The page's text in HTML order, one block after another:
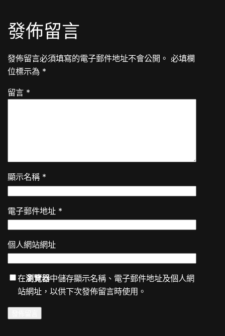
發佈留言
發佈留言必須填寫的電子郵件地址不會公開。 必填欄
位標示為 *
留言 *
顯示名稱 *
電子郵件地址 *
個人網站網址
在瀏覽器中儲存顯示名稱、電子郵件地址及個人網
站網址，以供下次發佈留言時使用。